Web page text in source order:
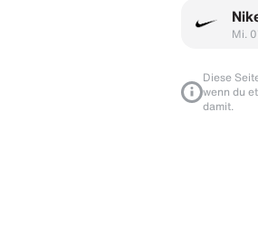
Mi.
Diese
wenn du
damit.